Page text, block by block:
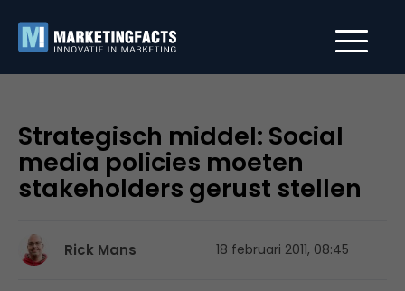
Strategisch middel: Social
media policies moeten
stakeholders gerust stellen
Rick Mans 18 februari 2011, 08:45